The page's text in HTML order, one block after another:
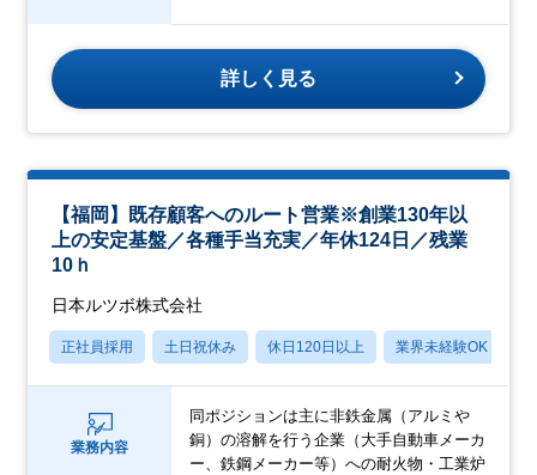
詳しく見る
【福岡】既存顧客へのルート営業※創業130年以
上の安定基盤／各種手当充実／年休124日／残業
10ｈ
日本ルツボ株式会社
正社員採用 土日祝休み 休日120日以上 業界未経験OK
業務内容
同ポジションは主に非鉄金属（アルミや
銅）の溶解を行う企業（大手自動車メーカ
ー、鉄鋼メーカー等）への耐火物・工業炉